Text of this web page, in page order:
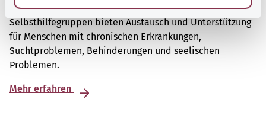
Selbsthilfegruppen bieten Austausch und Unterstützung
für Menschen mit chronischen Erkrankungen,
Suchtproblemen, Behinderungen und seelischen
Problemen.
Mehr erfahren